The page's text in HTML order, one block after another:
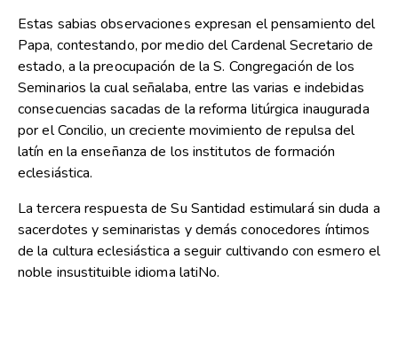
Estas sabias observaciones expresan el pensamiento del
Papa, contestando, por medio del Cardenal Secretario de
estado, a la preocupación de la S. Congregación de los
Seminarios la cual señalaba, entre las varias e indebidas
consecuencias sacadas de la reforma litúrgica inaugurada
por el Concilio, un creciente movimiento de repulsa del
latín en la enseñanza de los institutos de formación
eclesiástica.
La tercera respuesta de Su Santidad estimulará sin duda a
sacerdotes y seminaristas y demás conocedores íntimos
de la cultura eclesiástica a seguir cultivando con esmero el
noble insustituible idioma latiNo.